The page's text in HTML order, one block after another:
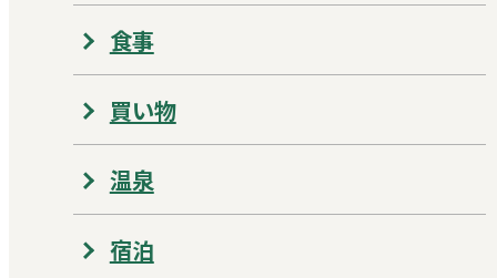
食事
買い物
温泉
宿泊